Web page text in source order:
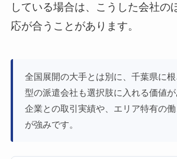
している場合は、こうした会社の
応が合うことがあります。
全国展開の大手とは別に、千葉県に
型の派遣会社も選択肢に入れる価値
企業との取引実績や、エリア特有の
が強みです。